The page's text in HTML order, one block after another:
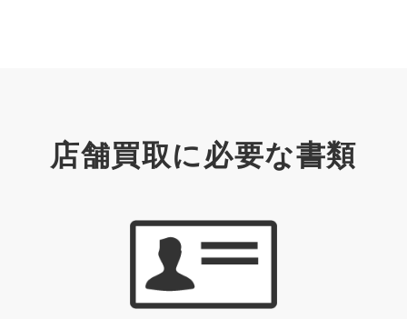
店舗買取に必要な書類